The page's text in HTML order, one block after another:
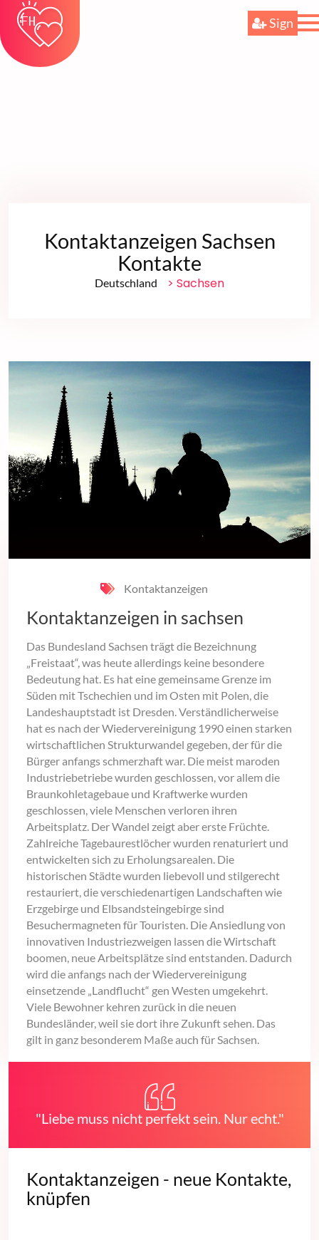
Sign
Kontaktanzeigen Sachsen
Kontakte
Deutschland > Sachsen
Kontaktanzeigen
Kontaktanzeigen in sachsen
Das Bundesland Sachsen trägt die Bezeichnung
„Freistaat“, was heute allerdings keine besondere
Bedeutung hat. Es hat eine gemeinsame Grenze im
Süden mit Tschechien und im Osten mit Polen, die
Landeshauptstadt ist Dresden. Verständlicherweise
hat es nach der Wiedervereinigung 1990 einen starken
wirtschaftlichen Strukturwandel gegeben, der für die
Bürger anfangs schmerzhaft war. Die meist maroden
Industriebetriebe wurden geschlossen, vor allem die
Braunkohletagebaue und Kraftwerke wurden
geschlossen, viele Menschen verloren ihren
Arbeitsplatz. Der Wandel zeigt aber erste Früchte.
Zahlreiche Tagebaurestlöcher wurden renaturiert und
entwickelten sich zu Erholungsarealen. Die
historischen Städte wurden liebevoll und stilgerecht
restauriert, die verschiedenartigen Landschaften wie
Erzgebirge und Elbsandsteingebirge sind
Besuchermagneten für Touristen. Die Ansiedlung von
innovativen Industriezweigen lassen die Wirtschaft
boomen, neue Arbeitsplätze sind entstanden. Dadurch
wird die anfangs nach der Wiedervereinigung
einsetzende „Landflucht“ gen Westen umgekehrt.
Viele Bewohner kehren zurück in die neuen
Bundesländer, weil sie dort ihre Zukunft sehen. Das
gilt in ganz besonderem Maße auch für Sachsen.
"Liebe muss nicht perfekt sein. Nur echt."
Kontaktanzeigen - neue Kontakte,
knüpfen